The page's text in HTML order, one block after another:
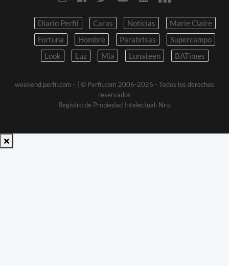
Diario Perfil Caras Noticias
Marie Claire
Fortuna
Hombre Parabrisas
Supercampo
Look
Luz Mia Lunateen BATimes
weekend.perfil.com -
| © Perfil.com 2006-2026 - Todos los derechos
reservados
Registro de Propiedad Intelectual: Nro.